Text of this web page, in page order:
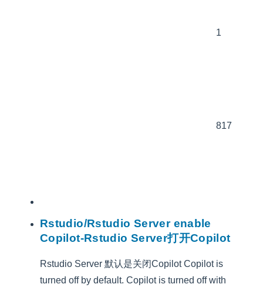
1
817
Rstudio/Rstudio Server enable
Copilot-Rstudio Server打开Copilot
Rstudio Server 默认是关闭Copilot Copilot is
turned off by default. Copilot is turned off with